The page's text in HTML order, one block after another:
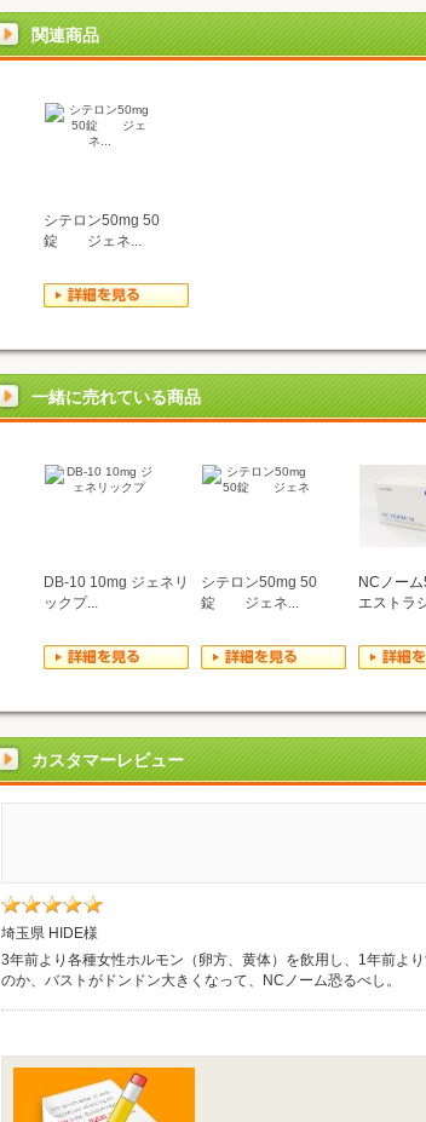
関連商品
シテロン50mg 50
錠 ジェネ...
一緒に売れている商品
DB-10 10mg ジェネリ
ックプ...
シテロン50mg 50
錠 ジェネ...
NCノー
エストラ
カスタマーレビュー
埼玉県 HIDE様
3年前より各種女性ホルモン（卵方、黄体）を飲用し、1年前よ
のか、バストがドンドン大きくなって、NCノーム恐るべし。